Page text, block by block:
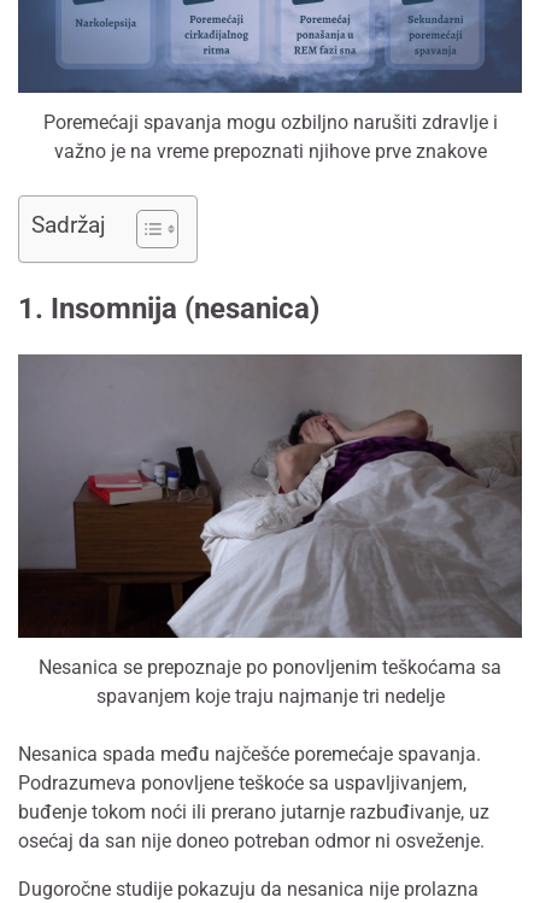
Poremećaji spavanja mogu ozbiljno narušiti zdravlje i
važno je na vreme prepoznati njihove prve znakove
Sadržaj
1. Insomnija (nesanica)
Nesanica se prepoznaje po ponovljenim teškoćama sa
spavanjem koje traju najmanje tri nedelje
Nesanica spada među najčešće poremećaje spavanja.
Podrazumeva ponovljene teškoće sa uspavljivanjem,
buđenje tokom noći ili prerano jutarnje razbuđivanje, uz
osećaj da san nije doneo potreban odmor ni osveženje.
Dugoročne studije pokazuju da nesanica nije prolazna